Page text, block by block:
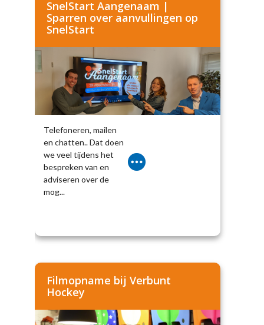
SnelStart Aangenaam |
Sparren over aanvullingen op
SnelStart
Telefoneren, mailen
en chatten.. Dat doen
we veel tijdens het
bespreken van en
adviseren over de
mog...
Filmopname bij Verbunt
Hockey